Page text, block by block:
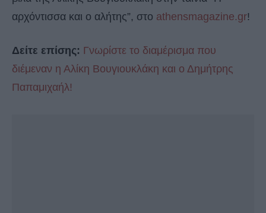
αρχόντισσα και ο αλήτης”, στο athensmagazine.gr!
Δείτε επίσης: Γνωρίστε το διαμέρισμα που
διέμεναν η Αλίκη Βουγιουκλάκη και ο Δημήτρης
Παπαμιχαήλ!